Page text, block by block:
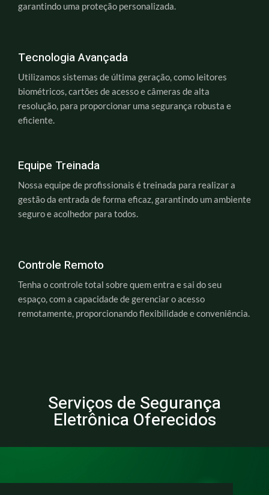
garantindo uma proteção personalizada.
Tecnologia Avançada
Utilizamos sistemas de última geração, como leitores
biométricos, cartões de acesso e câmeras de alta
resolução, para proporcionar uma segurança robusta e
eficiente.
Equipe Treinada
Nossa equipe de profissionais é treinada para realizar a
gestão da entrada de forma eficaz, garantindo um ambiente
seguro e acolhedor para todos.
Controle Remoto
Tenha o controle total sobre quem entra e sai do seu
espaço, com a capacidade de gerenciar o acesso
remotamente, proporcionando flexibilidade e conveniência.
Serviços de Segurança
Eletrônica Oferecidos